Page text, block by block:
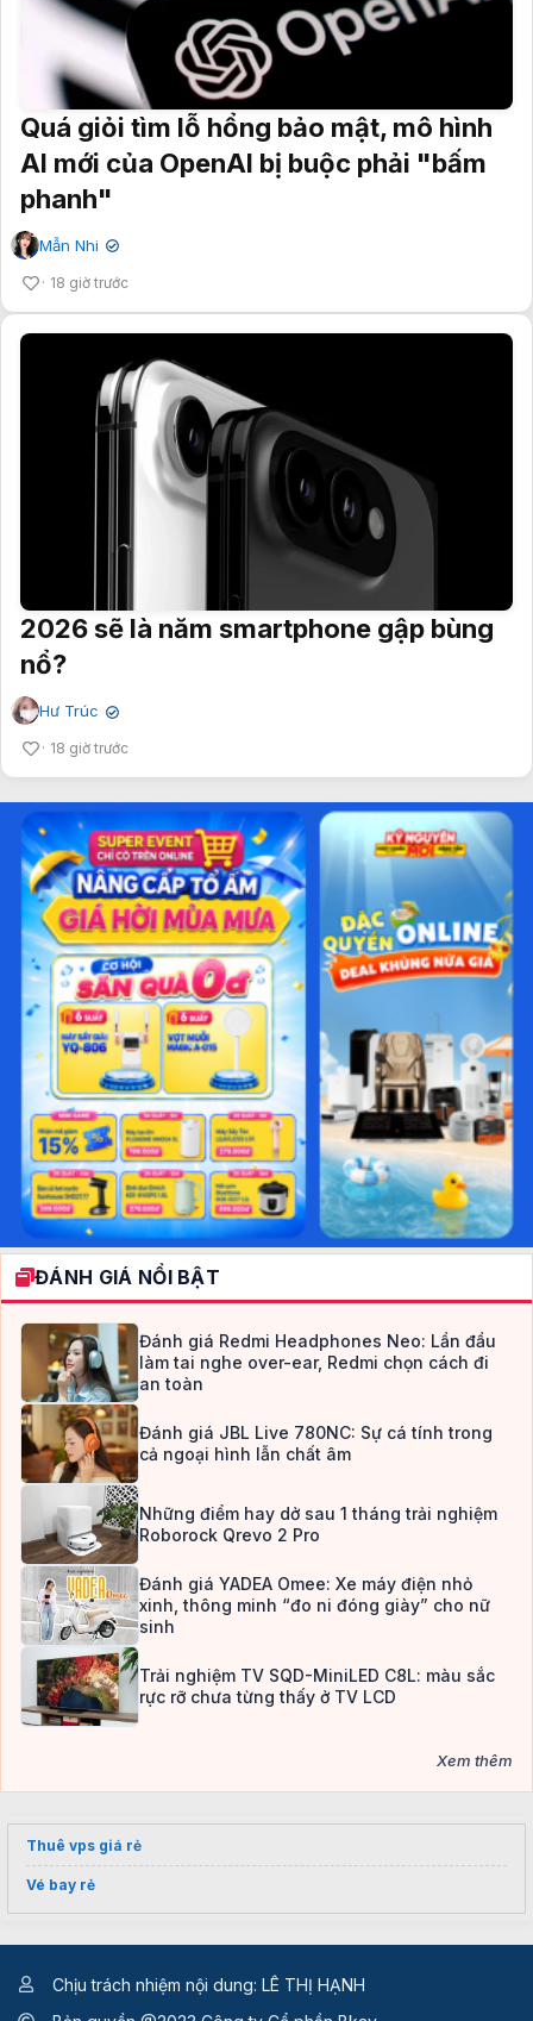
Quá giỏi tìm lỗ hổng bảo mật, mô hình
AI mới của OpenAI bị buộc phải "bấm
phanh"
Mẫn Nhi ✔
18 giờ trước
2026 sẽ là năm smartphone gập bùng
nổ?
Hư Trúc ✔
18 giờ trước
ĐÁNH GIÁ NỔI BẬT
Đánh giá Redmi Headphones Neo: Lần đầu
làm tai nghe over-ear, Redmi chọn cách đi
an toàn
Đánh giá JBL Live 780NC: Sự cá tính trong
cả ngoại hình lẫn chất âm
Những điểm hay dở sau 1 tháng trải nghiệm
Roborock Qrevo 2 Pro
Đánh giá YADEA Omee: Xe máy điện nhỏ
xinh, thông minh “đo ni đóng giày” cho nữ
sinh
Trải nghiệm TV SQD-MiniLED C8L: màu sắc
rực rỡ chưa từng thấy ở TV LCD
Xem thêm
Thuê vps giá rẻ
Vé bay rẻ
Chịu trách nhiệm nội dung: LÊ THỊ HẠNH